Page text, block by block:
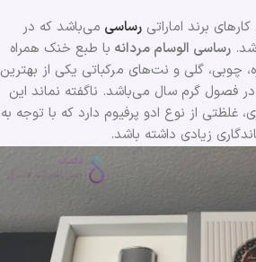
برند اماراتی رساسی می‌باشد که در
شد. رساسی الوسام مردانه با طبع خنک همراه
چوبی، گلی و نت‌های مرکباتی یکی از بهترین
در فصول گرم سال می‌باشد. ناگفته نماند این
غلظتی از نوع ادو پرفیوم دارد که با توجه به
زیادی داشته باشد.